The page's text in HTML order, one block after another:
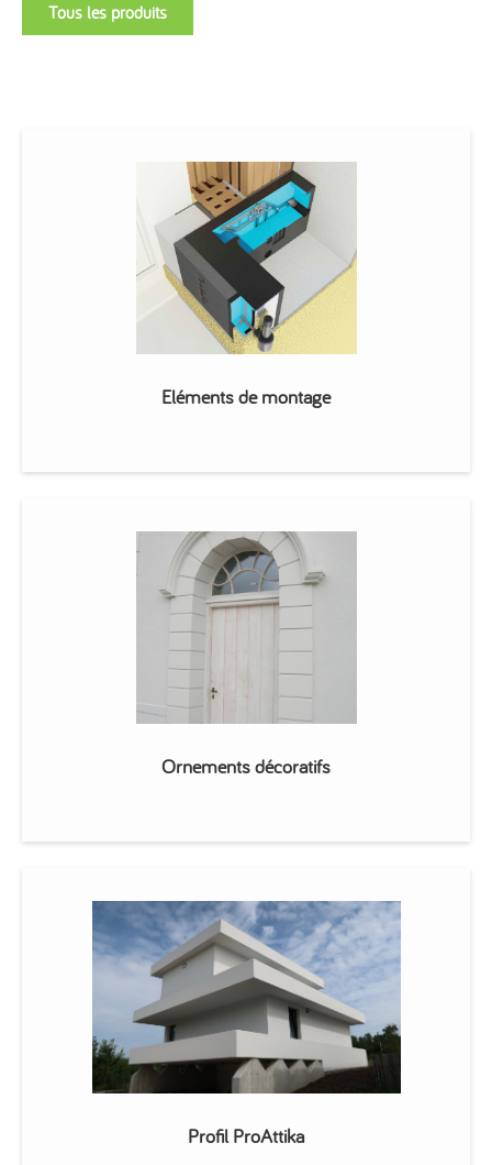
Tous les produits
Eléments de montage
Ornements décoratifs
Profil ProAttika